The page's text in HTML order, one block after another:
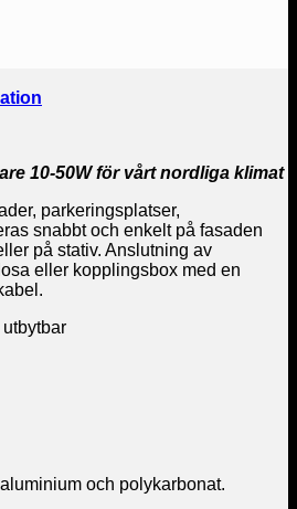
10-50W för vårt nordliga klimat
parkeringsplatser,
snabbt och enkelt på fasaden
på stativ. Anslutning av
eller kopplingsbox med en
och polykarbonat.